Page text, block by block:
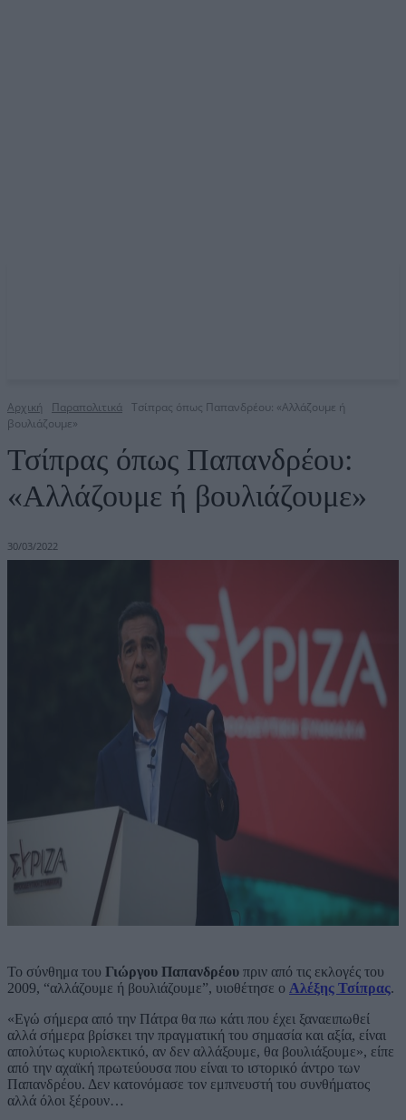
Αρχική Παραπολιτικά Τσίπρας όπως Παπανδρέου: «Αλλάζουμε ή
βουλιάζουμε»
Τσίπρας όπως Παπανδρέου:
«Αλλάζουμε ή βουλιάζουμε»
30/03/2022
Το σύνθημα του Γιώργου Παπανδρέου πριν από τις εκλογές του
2009, “αλλάζουμε ή βουλιάζουμε”, υιοθέτησε ο Αλέξης Τσίπρας.
«Εγώ σήμερα από την Πάτρα θα πω κάτι που έχει ξαναειπωθεί
αλλά σήμερα βρίσκει την πραγματική του σημασία και αξία, είναι
απολύτως κυριολεκτικό, αν δεν αλλάξουμε, θα βουλιάξουμε», είπε
από την αχαϊκή πρωτεύουσα που είναι το ιστορικό άντρο των
Παπανδρέου. Δεν κατονόμασε τον εμπνευστή του συνθήματος
αλλά όλοι ξέρουν…